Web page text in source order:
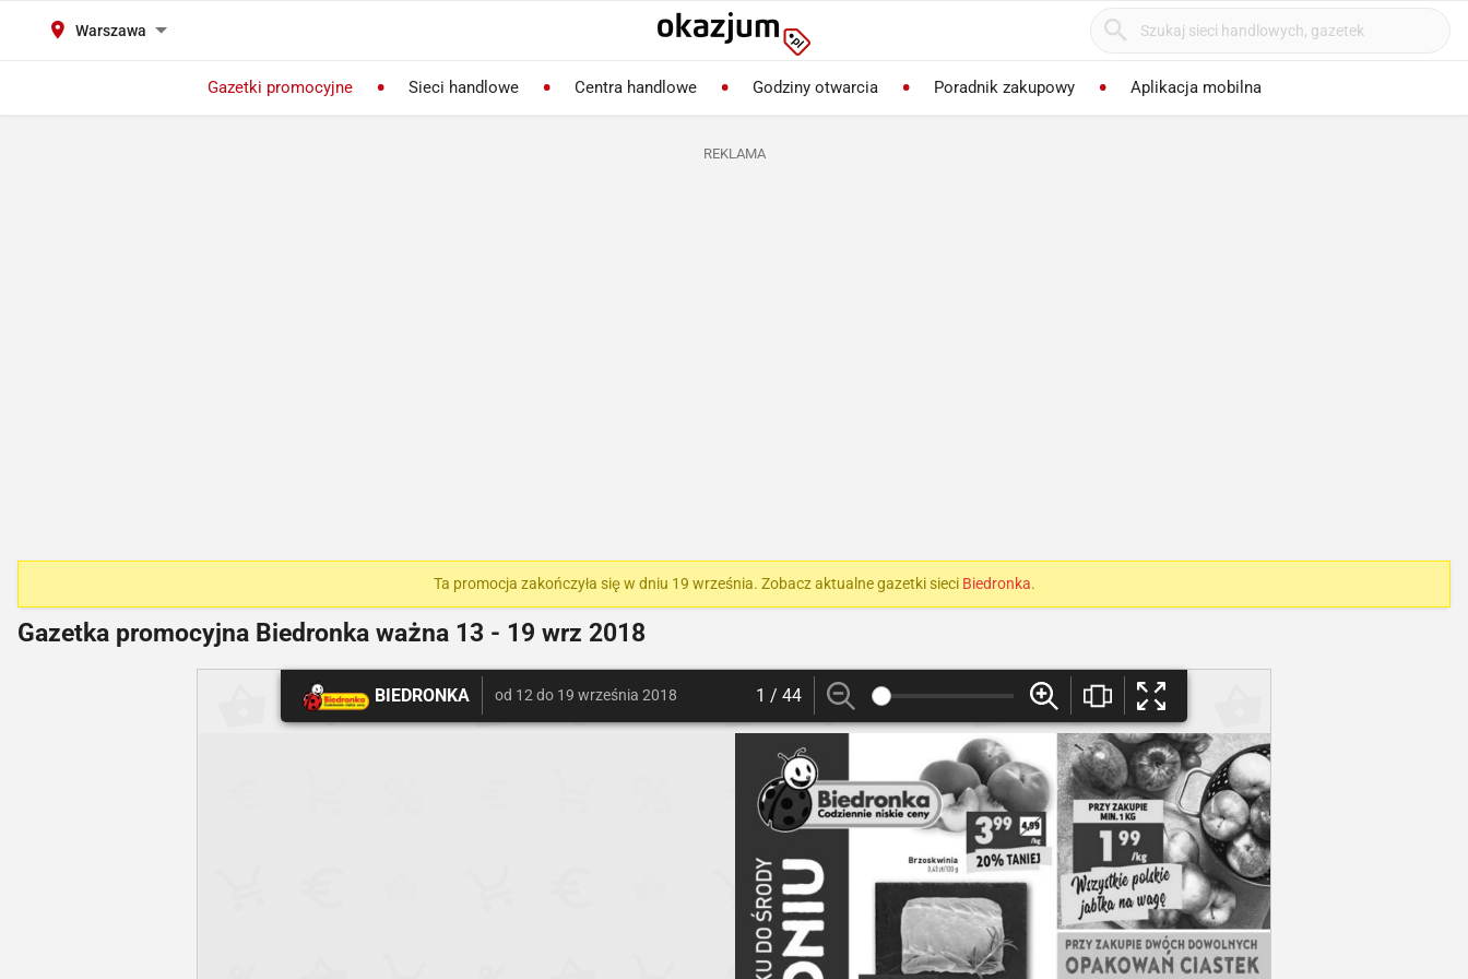
Warszawa
Gazetki promocyjne Sieci handlowe Centra handlowe Godziny otwarcia Poradnik zakupowy Aplikacja mobilna
REKLAMA
Ta promocja zakończyła się w dniu 19 września. Zobacz aktualne gazetki sieci Biedronka.
Gazetka promocyjna Biedronka ważna 13 - 19 wrz 2018
BIEDRONKA od 12 do 19 września 2018 1 / 44